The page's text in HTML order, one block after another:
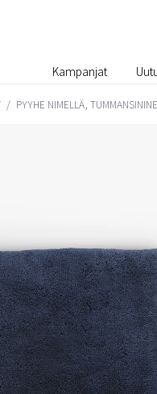
Kampanjat
/ PYYHE NIMELLÄ,